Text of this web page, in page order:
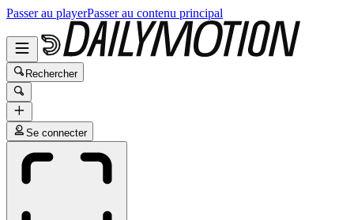
Passer au playerPasser au contenu principal
Rechercher
Se connecter